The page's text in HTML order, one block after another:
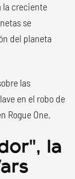
la creciente
se
del planeta
las
en el robo de
Rogue One.
la